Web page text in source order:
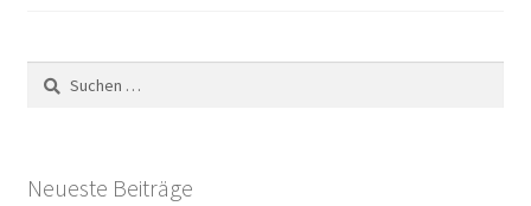
Suchen
nach:
Neueste Beiträge